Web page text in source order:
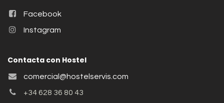
Facebook
Instagram
Contacta con Hostel
comercial@hostelservis.com
+34 628 36 80 43